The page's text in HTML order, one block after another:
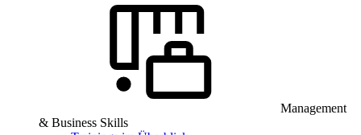
Management
& Business Skills